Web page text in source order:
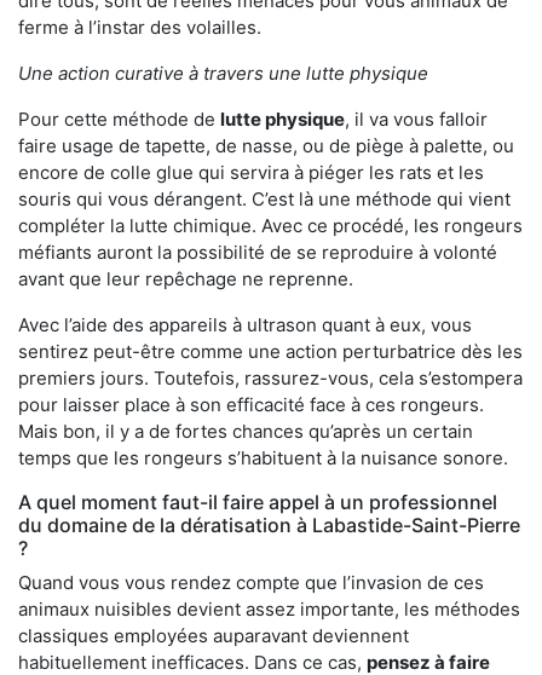
ferme à l’instar des volailles.
Une action curative à travers une lutte physique
Pour cette méthode de lutte physique, il va vous falloir
faire usage de tapette, de nasse, ou de piège à palette, ou
encore de colle glue qui servira à piéger les rats et les
souris qui vous dérangent. C’est là une méthode qui vient
compléter la lutte chimique. Avec ce procédé, les rongeurs
méfiants auront la possibilité de se reproduire à volonté
avant que leur repêchage ne reprenne.
Avec l’aide des appareils à ultrason quant à eux, vous
sentirez peut-être comme une action perturbatrice dès les
premiers jours. Toutefois, rassurez-vous, cela s’estompera
pour laisser place à son efficacité face à ces rongeurs.
Mais bon, il y a de fortes chances qu’après un certain
temps que les rongeurs s’habituent à la nuisance sonore.
A quel moment faut-il faire appel à un professionnel
du domaine de la dératisation à Labastide-Saint-Pierre
?
Quand vous vous rendez compte que l’invasion de ces
animaux nuisibles devient assez importante, les méthodes
classiques employées auparavant deviennent
habituellement inefficaces. Dans ce cas, pensez à faire